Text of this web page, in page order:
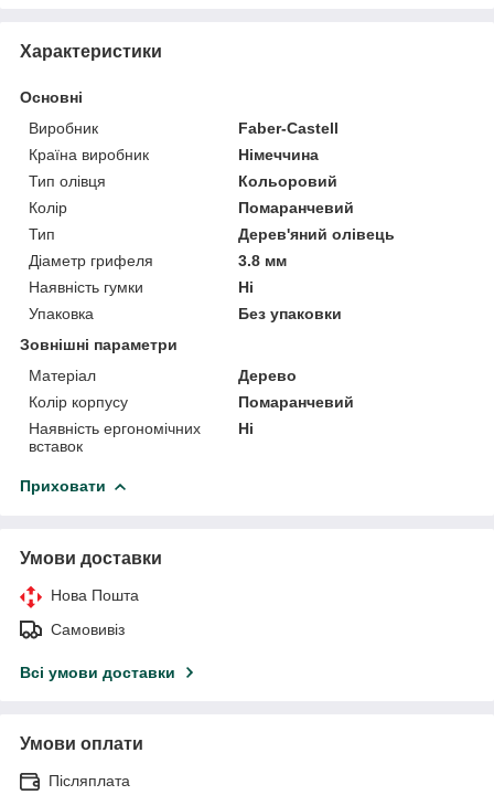
Характеристики
Основні
Виробник
Faber-Castell
Країна виробник
Німеччина
Тип олівця
Кольоровий
Колір
Помаранчевий
Тип
Дерев'яний олівець
Діаметр грифеля
3.8 мм
Наявність гумки
Ні
Упаковка
Без упаковки
Зовнішні параметри
Матеріал
Дерево
Колір корпусу
Помаранчевий
Наявність ергономічних
вставок
Ні
Приховати
Умови доставки
Нова Пошта
Самовивіз
Всі умови доставки
Умови оплати
Післяплата